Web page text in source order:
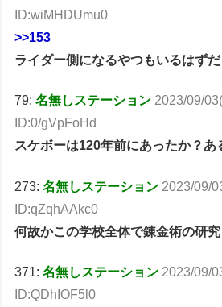
ID:wiMHDUmu0
>>153
ライダー側になるやつもいるはずだ
79:名無しステーション 2023/09/
ID:0/gVpFoHd
スケボーは120年前にあったか？あ
273:名無しステーション 2023/09/
ID:qZqhAAkc0
何故かこの学校全体で錬金術の研
371:名無しステーション 2023/09/
ID:QDhIOF5l0